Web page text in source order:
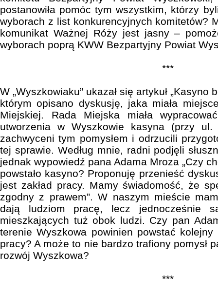
postanowiła pomóc tym wszystkim, którzy
wyborach z list konkurencyjnych komitetów?
komunikat Ważnej Róży jest jasny –
wyborach poprą KWW Bezpartyjny Powiat
***
W „Wyszkowiaku” ukazał się artykuł „Kasyno
którym opisano dyskusję, jaka miała
Miejskiej. Rada Miejska miała
utworzenia w Wyszkowie kasyna (przy
zachwyceni tym pomysłem i odrzucili
tej sprawie. Według mnie, radni podjęli
jednak wypowiedź pana Adama Mroza „Czy
powstało kasyno? Proponuję przenieść
jest zakład pracy. Mamy świadomość, że
zgodny z prawem”. W naszym mieście
dają ludziom pracę, lecz jednocześnie
mieszkających tuż obok ludzi. Czy pan
terenie Wyszkowa powinien powstać
pracy? A może to nie bardzo trafiony pomysł
rozwój Wyszkowa?
***